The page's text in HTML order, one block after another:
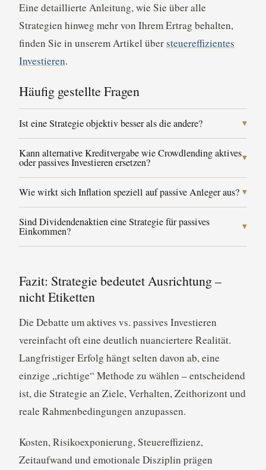
Eine detaillierte Anleitung, wie Sie über alle
Strategien hinweg mehr von Ihrem Ertrag behalten,
finden Sie in unserem Artikel über steuereffizientes
Investieren.
Häufig gestellte Fragen
Ist eine Strategie objektiv besser als die andere? ▼
Keine ist grundsätzlich überlegen. Aktive Strategien
bieten Flexibilität und das Potenzial, besser
abzuschneiden; passive Strategien stehen für
niedrigere Kosten, Einfachheit und Steuereffizienz.
Viele Anleger profitieren davon, Elemente beider
Ansätze zu kombinieren.
Kann alternative Kreditvergabe wie Crowdlending aktives
oder passives Investieren ersetzen? ▼
Nicht als Ersatz, sondern als ergänzende Allokation.
Crowdlending erzielt Erträge, die nicht mit
Aktienmärkten korrelieren, und ist damit ein
nützlicher Diversifikator neben beiden traditionellen
Wie wirkt sich Inflation speziell auf passive Anleger aus? ▼
Langfristig passive Anleger sind besonders stark der
Gefahr ausgesetzt, dass Inflation reale Renditen
schmälert. Wie Sie Vermögen in inflationären Phasen
unserem Artikelwie Inflation das langfristige
Vermögen beeinflusst
Sind Dividendenaktien eine Strategie für passives
Einkommen? ▼
Sie in unserem Leitfadenpassives Einkommen mit
Fazit: Strategie bedeutet Ausrichtung –
nicht Etiketten
Die Debatte um aktives vs. passives Investieren
vereinfacht oft eine deutlich nuanciertere Realität.
Langfristiger Erfolg hängt selten davon ab, eine
einzige „richtige“ Methode zu wählen – entscheidend
ist, die Strategie an Ziele, Verhalten, Zeithorizont und
reale Rahmenbedingungen anzupassen.
Kosten, Risikoexponierung, Steuereffizienz,
Zeitaufwand und emotionale Disziplin prägen